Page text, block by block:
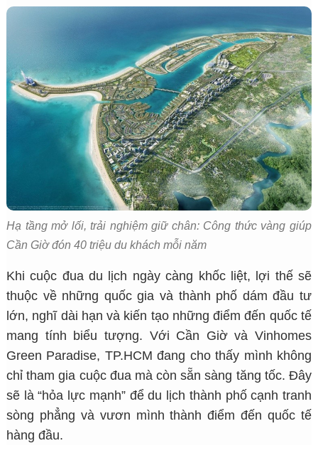
Hạ tầng mở lối, trải nghiệm giữ chân: Công thức vàng giúp
Cần Giờ đón 40 triệu du khách mỗi năm
Khi cuộc đua du lịch ngày càng khốc liệt, lợi thế sẽ
thuộc về những quốc gia và thành phố dám đầu tư
lớn, nghĩ dài hạn và kiến tạo những điểm đến quốc tế
mang tính biểu tượng. Với Cần Giờ và Vinhomes
Green Paradise, TP.HCM đang cho thấy mình không
chỉ tham gia cuộc đua mà còn sẵn sàng tăng tốc. Đây
sẽ là “hỏa lực mạnh” để du lịch thành phố cạnh tranh
sòng phẳng và vươn mình thành điểm đến quốc tế
hàng đầu.